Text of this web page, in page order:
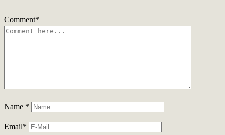
Comment*
Name *
Email*